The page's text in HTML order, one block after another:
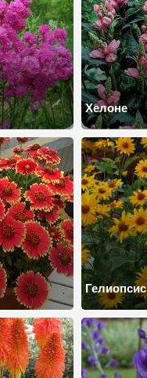
Хелоне
Гелиопсис